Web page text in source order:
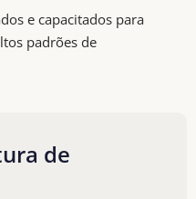
e capacitados para
padrões de
de